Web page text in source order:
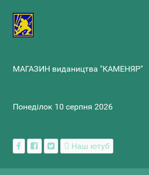
МАГАЗИН видаництва "КАМЕНЯР"
Понеділок 10 серпня 2026
Наш ютуб